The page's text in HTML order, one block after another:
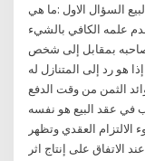
السؤال الاول :ما هي
علمه الكافي بالشيء
صاحبه بمقابل إلى شخص
هو رد إلى المتنازل له
الثمن من وقت الدفع
في عقد البيع هو نفسه
العقدي وتظهر
الاتفاق على إنتاج اثر